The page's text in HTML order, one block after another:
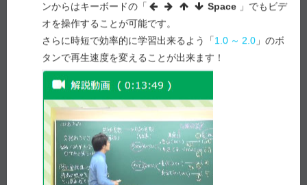
ンからはキーボードの「
Space 」でもビデ
オを操作することが可能です。
さらに時短で効率的に学習出来るよう「1.0 ～ 2.0 」のボ
タンで再生速度を変えることが出来ます！
e-REC 解説
Myメモ -150/ 1,000
解説動画作成を要望！